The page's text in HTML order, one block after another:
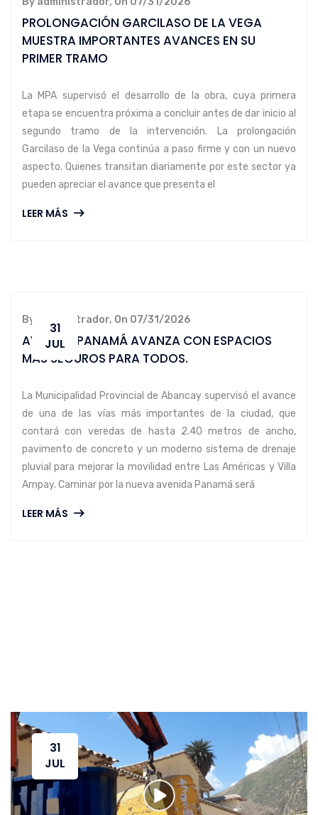
PROLONGACIÓN GARCILASO DE LA VEGA
MUESTRA IMPORTANTES AVANCES EN SU
PRIMER TRAMO
La MPA supervisó el desarrollo de la obra, cuya primera
etapa se encuentra próxima a concluir antes de dar inicio al
segundo tramo de la intervención. La prolongación
Garcilaso de la Vega continúa a paso firme y con un nuevo
aspecto. Quienes transitan diariamente por este sector ya
pueden apreciar el avance que presenta el
LEER MÁS
31
JUL
By administrador, On 07/31/2026
AVENIDA PANAMÁ AVANZA CON ESPACIOS
MÁS SEGUROS PARA TODOS.
La Municipalidad Provincial de Abancay supervisó el avance
de una de las vías más importantes de la ciudad, que
contará con veredas de hasta 2.40 metros de ancho,
pavimento de concreto y un moderno sistema de drenaje
pluvial para mejorar la movilidad entre Las Américas y Villa
Ampay. Caminar por la nueva avenida Panamá será
LEER MÁS
31
JUL